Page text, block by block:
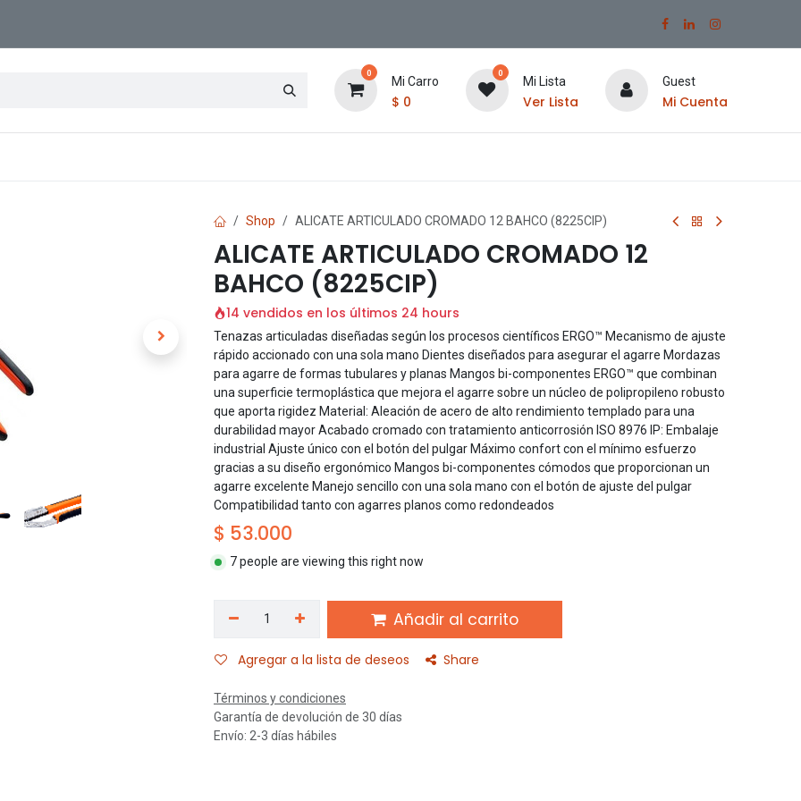
0
Mi Carro
$ 0
0
Mi Lista
Ver Lista
Guest
Mi Cuenta
Shop ALICATE ARTICULADO CROMADO 12 BAHCO (8225CIP)
ALICATE ARTICULADO CROMADO 12
BAHCO (8225CIP)
14 vendidos en los últimos 24 hours
Tenazas articuladas diseñadas según los procesos científicos ERGO™ Mecanismo de ajuste
rápido accionado con una sola mano Dientes diseñados para asegurar el agarre Mordazas
para agarre de formas tubulares y planas Mangos bi-componentes ERGO™ que combinan
una superficie termoplástica que mejora el agarre sobre un núcleo de polipropileno robusto
que aporta rigidez Material: Aleación de acero de alto rendimiento templado para una
durabilidad mayor Acabado cromado con tratamiento anticorrosión ISO 8976 IP: Embalaje
industrial Ajuste único con el botón del pulgar Máximo confort con el mínimo esfuerzo
gracias a su diseño ergonómico Mangos bi-componentes cómodos que proporcionan un
agarre excelente Manejo sencillo con una sola mano con el botón de ajuste del pulgar
Compatibilidad tanto con agarres planos como redondeados
$ 53.000
7 people are viewing this right now
Añadir al carrito
Agregar a la lista de deseos Share
Términos y condiciones
Garantía de devolución de 30 días
Envío: 2-3 días hábiles